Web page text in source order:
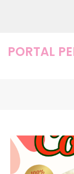
Enter)PORTAL